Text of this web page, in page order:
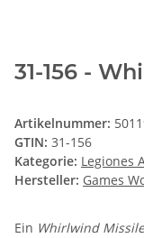
31-156 -
Artikelnummer:
GTIN: 31-156
Kategorie: Legiones
Hersteller: Games
Ein Whirlwind